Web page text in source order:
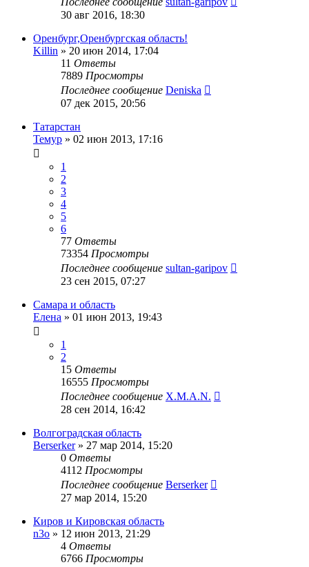
30 авг 2016, 18:30
Оренбург,Оренбургская область!
Killin » 20 июн 2014, 17:04
11 Ответы
7889 Просмотры
Последнее сообщение Deniska
07 дек 2015, 20:56
Татарстан
Темур » 02 июн 2013, 17:16
1
2
3
4
5
6
77 Ответы
73354 Просмотры
Последнее сообщение sultan-garipov
23 сен 2015, 07:27
Самара и область
Елена » 01 июн 2013, 19:43
1
2
15 Ответы
16555 Просмотры
Последнее сообщение X.M.A.N.
28 сен 2014, 16:42
Волгоградская область
Berserker» 27 мар 2014, 15:20
0 Ответы
4112 Просмотры
Последнее сообщение Berserker
27 мар 2014, 15:20
Киров и Кировская область
n3o » 12 июн 2013, 21:29
4 Ответы
6766 Просмотры